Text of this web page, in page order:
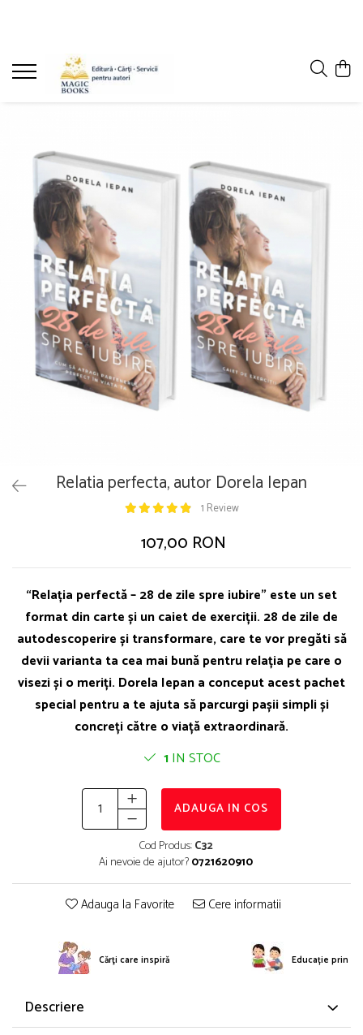
Magazinul de carti
Carti pentru copii 7-11 ani
Cărţi pentru adolescenţi şi părinţi
Lichidare stoc
Povești scrise de copii (Antologii)
Carte online pentru copii
Carti pentru copii 0-7 ani
Relatia perfecta, autor Dorela Iepan
1 Review
107,00 RON
“Relația perfectă – 28 de zile spre iubire” este un set
format din carte și un caiet de exerciții. 28 de zile de
autodescoperire și transformare, care te vor pregăti să
devii varianta ta cea mai bună pentru relația pe care o
visezi și o meriți. Dorela Iepan a conceput acest pachet
special pentru a te ajuta să parcurgi pașii simpli și
concreți către o viață extraordinară.
1IN STOC
ADAUGA IN COS
Cod Produs:C32
Ai nevoie de ajutor?0721620910
Adauga la Favorite Cere informatii
Cărţi care inspiră Educație prin
Descriere